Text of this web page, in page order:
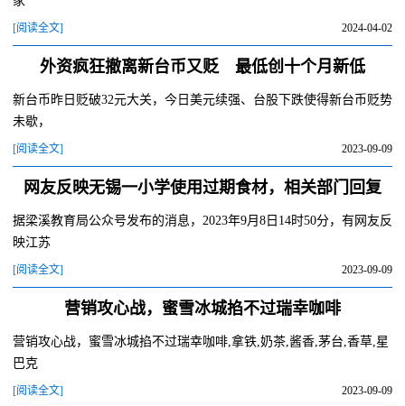
[阅读全文] 2024-04-02
外资疯狂撤离新台币又贬 最低创十个月新低
新台币昨日贬破32元大关，今日美元续强、台股下跌使得新台币贬势
未歇，
[阅读全文] 2023-09-09
网友反映无锡一小学使用过期食材，相关部门回复
据梁溪教育局公众号发布的消息，2023年9月8日14时50分，有网友反
映江苏
[阅读全文] 2023-09-09
营销攻心战，蜜雪冰城掐不过瑞幸咖啡
营销攻心战，蜜雪冰城掐不过瑞幸咖啡,拿铁,奶茶,酱香,茅台,香草,星
巴克
[阅读全文] 2023-09-09